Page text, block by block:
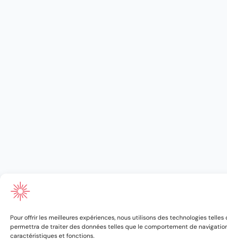
Pour offrir les meilleures expériences, nous utilisons des technologies
permettra de traiter des données telles que le comportement de
caractéristiques et fonctions.